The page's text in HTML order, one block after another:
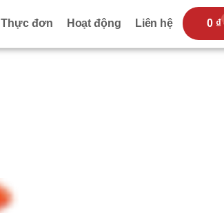
Thực đơn Hoạt động Liên hệ 0 ₫